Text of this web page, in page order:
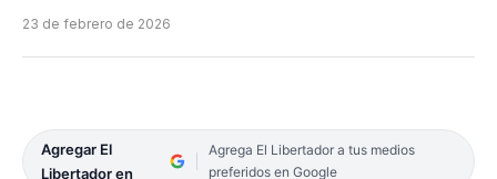
23 de febrero de 2026
Agregar El
Libertador en
Agrega El Libertador a tus medios
preferidos en Google